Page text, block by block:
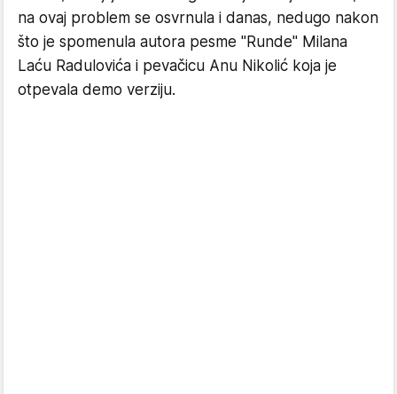
na ovaj problem se osvrnula i danas, nedugo nakon
što je spomenula autora pesme "Runde" Milana
Laću Radulovića i pevačicu Anu Nikolić koja je
otpevala demo verziju.